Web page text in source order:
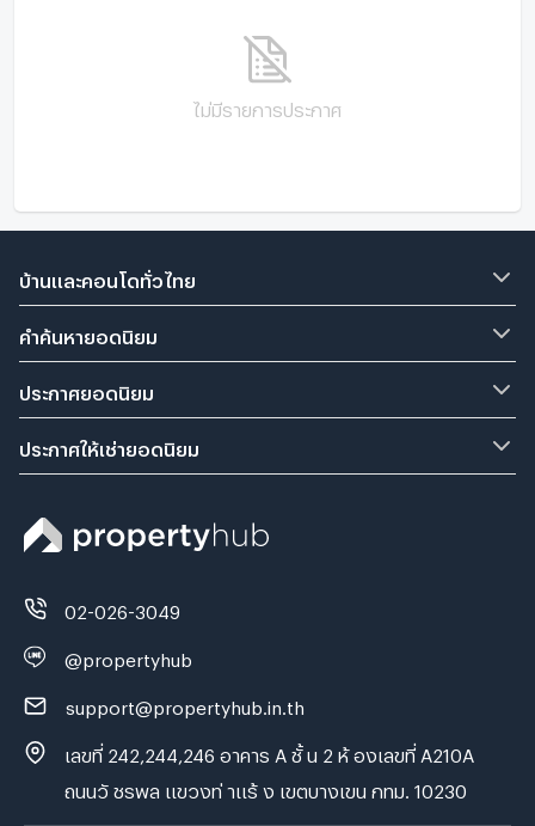
ไม่มีรายการประกาศ
บ้านและคอนโดทั่วไทย
คำค้นหายอดนิยม
ประกาศยอดนิยม
ประกาศให้เช่ายอดนิยม
02-026-3049
@propertyhub
support@propertyhub.in.th
เลขที่ 242,244,246 อาคาร A ชั้ น 2 ห้ องเลขที่ A210A
ถนนวั ชรพล แขวงท่ าแร้ ง เขตบางเขน กทม. 10230